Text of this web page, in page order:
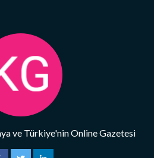
ve Türkiye'nin Online Gazetesi